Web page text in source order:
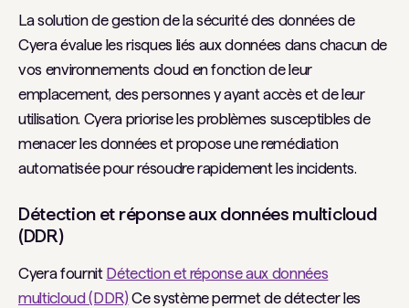
La solution de gestion de la sécurité des données de
Cyera évalue les risques liés aux données dans chacun de
vos environnements cloud en fonction de leur
emplacement, des personnes y ayant accès et de leur
utilisation. Cyera priorise les problèmes susceptibles de
menacer les données et propose une remédiation
automatisée pour résoudre rapidement les incidents.
Détection et réponse aux données multicloud
(DDR)
Cyera fournit Détection et réponse aux données
multicloud (DDR) Ce système permet de détecter les